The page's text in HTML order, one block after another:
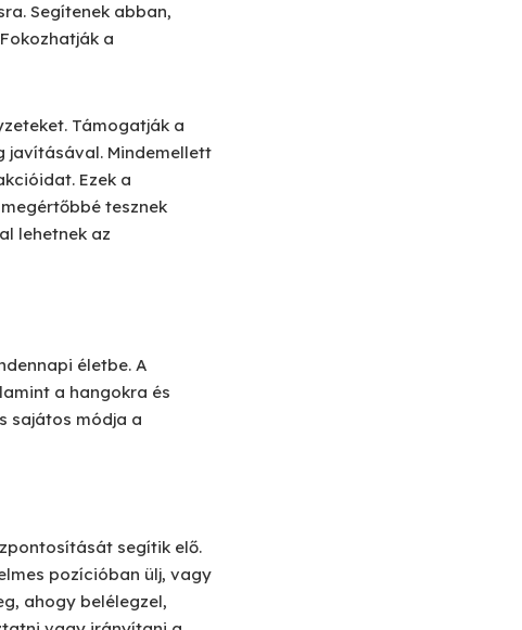
Segítenek abban,
a
Támogatják a
javításával. Mindemellett
Ezek a
tesznek
lehetnek az
életbe. A
a hangokra és
sajátos módja a
segítik elő.
pozícióban ülj, vagy
ahogy belélegzel,